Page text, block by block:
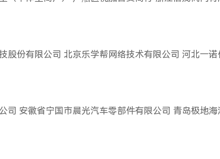
股份有限公司 北京乐学帮网络技术有限公司 河北一诺
司 安徽省宁国市晨光汽车零部件有限公司 青岛极地